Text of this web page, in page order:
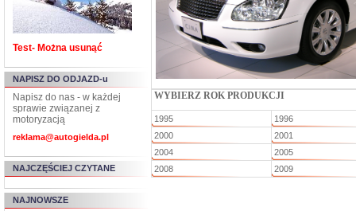
Test- Można usunąć
NAPISZ DO ODJAZD-u
Napisz do nas - w każdej
sprawie związanej z
motoryzacją
reklama@autogielda.pl
NAJCZĘŚCIEJ CZYTANE
NAJNOWSZE
WYBIERZ ROK PRODUKCJI
1995
1996
2000
2001
2004
2005
2008
2009